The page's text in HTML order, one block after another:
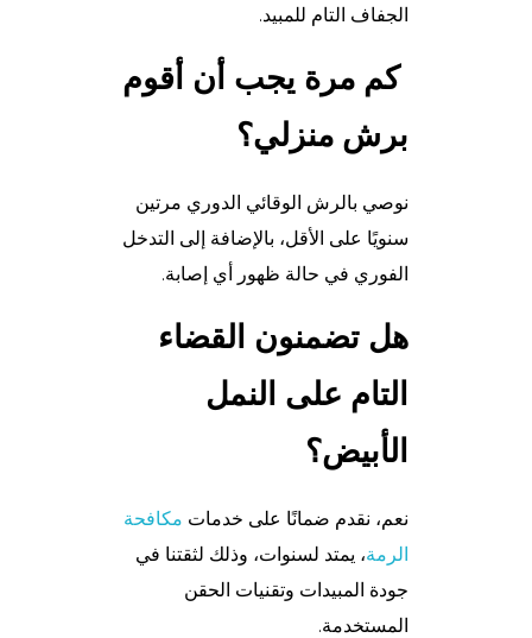
الجفاف التام للمبيد.
كم مرة يجب أن أقوم
برش منزلي؟
نوصي بالرش الوقائي الدوري مرتين
سنويًا على الأقل، بالإضافة إلى التدخل
الفوري في حالة ظهور أي إصابة.
هل تضمنون القضاء
التام على النمل
الأبيض؟
نعم، نقدم ضمانًا على خدمات مكافحة
الرمة، يمتد لسنوات، وذلك لثقتنا في
جودة المبيدات وتقنيات الحقن
المستخدمة.